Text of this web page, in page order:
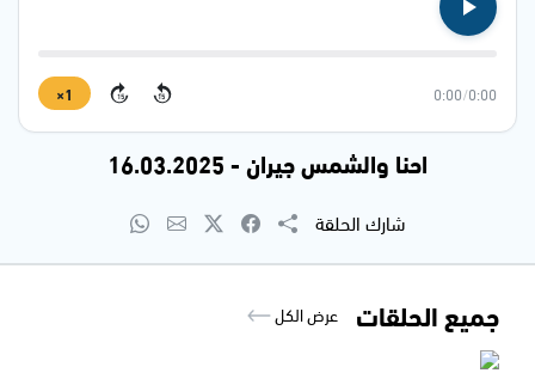
0:00
/
0:00
15
15
1×
احنا والشمس جيران - 16.03.2025
شارك الحلقة
جميع الحلقات عرض الكل